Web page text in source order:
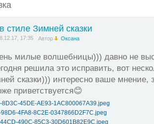
стиле Зимней сказки
17:35 Автор Оксана
милые волшебницы))) давно не
решила это исправить, вот
сказки))) интересно ваше мнение,
приветствуется😊